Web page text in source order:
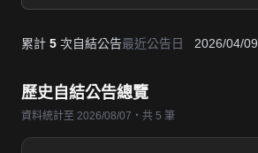
累計 5 次自結公告最近公告日 2026/04/09
歷史自結公告總覽
資料統計至 2026/08/07・共 5 筆